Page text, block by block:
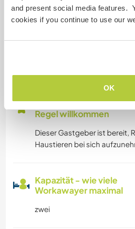
and present social media features.
cookies if you continue to use our
OK
Wir sind Raucher
Hier sind Haustiere in der
Regel willkommen
Dieser Gastgeber ist bereit,
Haustieren bei sich
Kapazität - wie viele
Workawayer maximal
zwei